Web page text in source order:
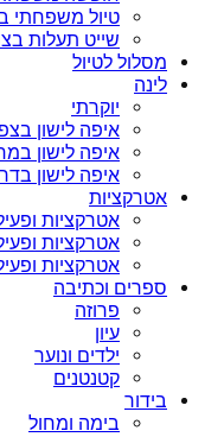
טיול משפחתי
שייט תעלות
מסלול לטיול
לינה
יוקרתי
איפה לישון
איפה לישון
איפה לישון
אטרקציות
אטרקציות
אטרקציות
אטרקציות
ספרים וכתיבה
פרוזה
עיון
ילדים ונוער
קטנטנים
בידור
בימה ומחול